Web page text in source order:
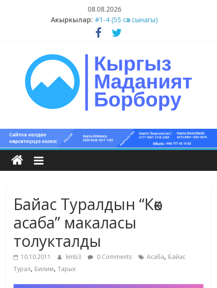
08.08.2026
Акыркылар: #1-4 (55 сөз сынагы)
#13-14 (55 сөз сынагы)
#11-12 (55 сөз сынагы)
#5-8 (55 сөз сынагы)
Кыргыз
маданият
Кыргыз
маданияты
жана
адабияты
Байас Туралдын “Көк
асаба” макаласы
толукталды
10.10.2011 kmb3 0 Comments Асаба, Байас
Турал, Билим,Тарых